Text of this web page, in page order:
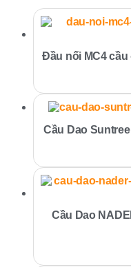
Đầu nối MC4 cầu
Cầu Dao
Cầu Dao